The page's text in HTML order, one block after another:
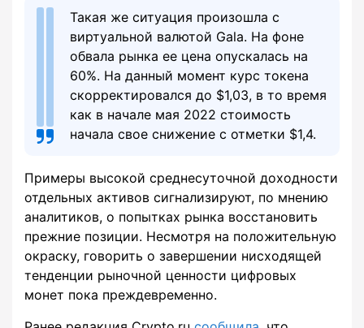
Такая же ситуация произошла с
виртуальной валютой Gala. На фоне
обвала рынка ее цена опускалась на
60%. На данный момент курс токена
скорректировался до $1,03, в то время
как в начале мая 2022 стоимость
начала свое снижение с отметки $1,4.
Примеры высокой среднесуточной доходности
отдельных активов сигнализируют, по мнению
аналитиков, о попытках рынка восстановить
прежние позиции. Несмотря на положительную
окраску, говорить о завершении нисходящей
тенденции рыночной ценности цифровых
монет пока преждевременно.